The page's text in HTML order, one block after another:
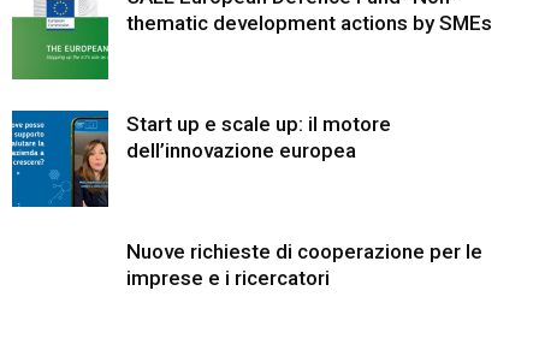
thematic development actions by SMEs
Start up e scale up: il motore
dell’innovazione europea
Nuove richieste di cooperazione per le
imprese e i ricercatori